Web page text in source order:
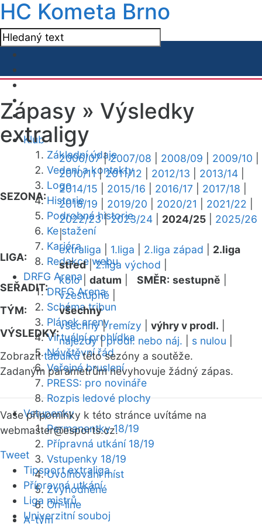
HC Kometa Brno
Klub
Základní údaje
Vedení a kontakty
Logo
Historie
Podrobná historie
Ke stažení
Kariéra
Redakce webu
DRFG Arena
DRFG Arena
Schéma tribun
Plánek areny
Virtuální prohlídka
Návštěvní řád
Veřejné bruslení
PRESS: pro novináře
Rozpis ledové plochy
Vstupenky
Permanentky 18/19
Přípravná utkání 18/19
Vstupenky 18/19
Uvolňování míst
Zvýhodněné
On-line
A-tým
Zápasy » Výsledky
extraligy
SEZONA:
2006/07|2007/08 2008/09 2009/10
2010/11|2011/12 2012/13 2013/14
2014/15
2015/16 2016/17 2017/18
2018/19
2019/20 2020/21 2021/22
2022/23|2023/24 2024/25
2025/26
|
LIGA:
extraliga 1.liga 2.liga západ
2.liga
střed|2.liga východ
SEŘADIT:
kolo| datum SMĚR: sestupně
vzestupně
TÝM:
všechny
VÝSLEDKY:
všechny|remízy výhry v prodl.
nájezdy|prodl. nebo náj. s nulou
Zobrazittabulkutéto sezóny a soutěže.
Zadaným parametrům nevyhovuje žádný zápas.
Vaše připomínky k této stránce uvítáme na
webmaster@esports.cz.
Tweet
Tipsport extraliga
Přípravná utkání
Liga mistrů
Univerzitní souboj